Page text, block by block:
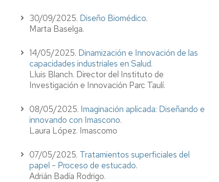
30/09/2025. Diseño Biomédico.
Marta Baselga.
14/05/2025. Dinamización e Innovación de las
capacidades industriales en Salud.
Lluis Blanch. Director del Instituto de
Investigación e Innovación Parc Taulí.
08/05/2025. Imaginación aplicada: Diseñando e
innovando con Imascono.
Laura López. Imascomo
07/05/2025. Tratamientos superficiales del
papel - Proceso de estucado.
Adrián Badía Rodrigo.